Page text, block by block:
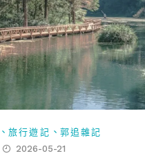
、旅行遊記 、 郭追雜記
2026-05-21